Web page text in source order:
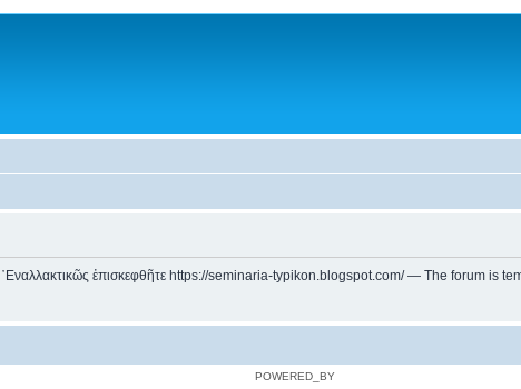
᾿Εναλλακτικῶς ἐπισκεφθῆτε https://seminaria-typikon.blogspot.com/ — The forum
POWERED_BY